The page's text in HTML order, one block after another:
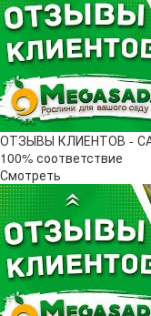
ОТЗЫВЫ КЛИЕНТОВ -
100% соответствие
Смотреть